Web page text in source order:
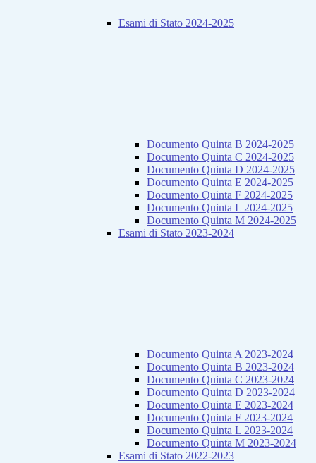
Esami di Stato 2024-2025
Documento Quinta B 2024-2025
Documento Quinta C 2024-2025
Documento Quinta D 2024-2025
Documento Quinta E 2024-2025
Documento Quinta F 2024-2025
Documento Quinta L 2024-2025
Documento Quinta M 2024-2025
Esami di Stato 2023-2024
Documento Quinta A 2023-2024
Documento Quinta B 2023-2024
Documento Quinta C 2023-2024
Documento Quinta D 2023-2024
Documento Quinta E 2023-2024
Documento Quinta F 2023-2024
Documento Quinta L 2023-2024
Documento Quinta M 2023-2024
Esami di Stato 2022-2023